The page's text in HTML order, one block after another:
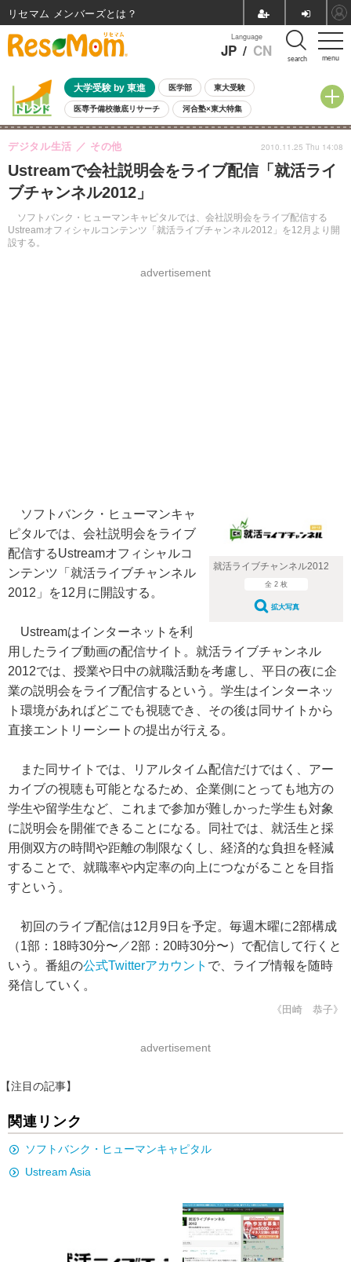
menu
Language
JP / CN search
大学受験 by 東進 医学部 東大受験
医専予備校徹底リサーチ 河合塾×東大特集
親子で考える大学選び 高校受験 中学受験 小学校受験
共通テスト 夏休み
8月開催イベント・WS 全国公立高校 過去問 人気記事
自由研究教材（小学生向け） 自由研究教材（中学生向け）
Ustreamで会社説明会をライブ配信「就活ライ
ブチャンネル2012」
ソフトバンク・ヒューマンキャピタルでは、会社説明会をライブ配信する
Ustreamオフィシャルコンテンツ「就活ライブチャンネル2012」を12月より開
設する。
デジタル生活 その他
advertisement
2010.11.25 Thu 14:08
就活ライブチャンネル2012
全 2 枚
拡大写真
ソフトバンク・ヒューマンキャ
ピタルでは、会社説明会をライブ
配信するUstreamオフィシャルコ
ンテンツ「就活ライブチャンネル
2012」を12月に開設する。
Ustreamはインターネットを利
用したライブ動画の配信サイト。就活ライブチャンネル
2012では、授業や日中の就職活動を考慮し、平日の夜に企
業の説明会をライブ配信するという。学生はインターネッ
ト環境があればどこでも視聴でき、その後は同サイトから
直接エントリーシートの提出が行える。
また同サイトでは、リアルタイム配信だけではく、アー
カイブの視聴も可能となるため、企業側にとっても地方の
学生や留学生など、これまで参加が難しかった学生も対象
に説明会を開催できることになる。同社では、就活生と採
用側双方の時間や距離の制限なくし、経済的な負担を軽減
することで、就職率や内定率の向上につながることを目指
すという。
初回のライブ配信は12月9日を予定。毎週木曜に2部構成
（1部：18時30分〜／2部：20時30分〜）で配信して行くと
いう。番組の公式Twitterアカウント で、ライブ情報を随時
発信していく。
《田崎 恭子》
advertisement
【注目の記事】
関連リンク
ソフトバンク・ヒューマンキャピタル
Ustream Asia
リセマム メンバーズ